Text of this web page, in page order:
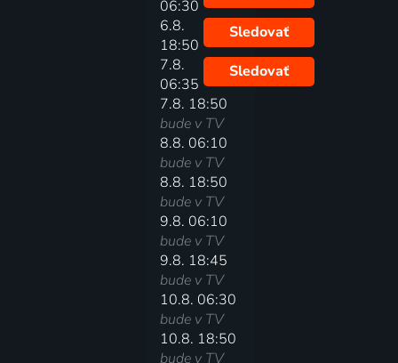
06:30
6.8.
18:50
Sledovať
7.8.
06:35
Sledovať
7.8. 18:50
bude v TV
8.8. 06:10
bude v TV
8.8. 18:50
bude v TV
9.8. 06:10
bude v TV
9.8. 18:45
bude v TV
10.8. 06:30
bude v TV
10.8. 18:50
bude v TV